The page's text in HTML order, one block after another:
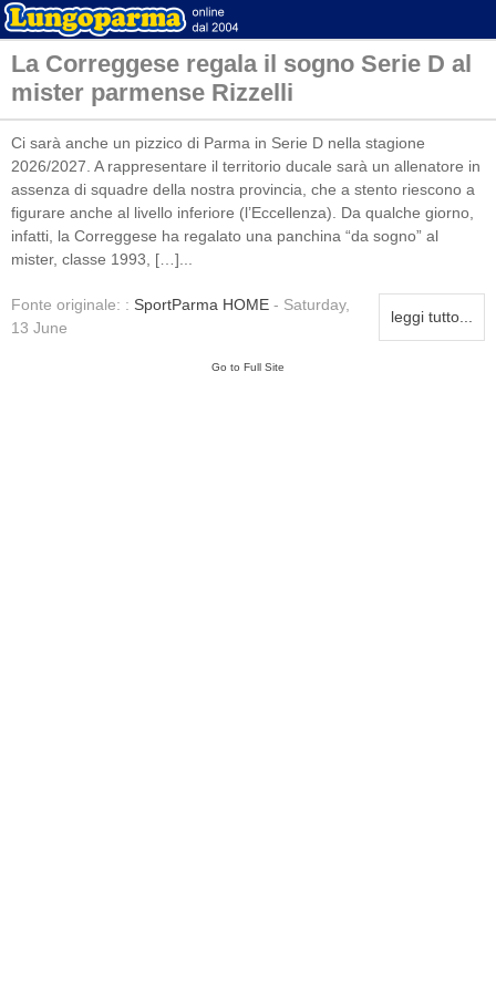
La Correggese regala il sogno Serie D al
mister parmense Rizzelli
Ci sarà anche un pizzico di Parma in Serie D nella stagione
2026/2027. A rappresentare il territorio ducale sarà un allenatore in
assenza di squadre della nostra provincia, che a stento riescono a
figurare anche al livello inferiore (l’Eccellenza). Da qualche giorno,
infatti, la Correggese ha regalato una panchina “da sogno” al
mister, classe 1993, […]...
leggi tutto...
Fonte originale: : SportParma HOME - Saturday,
13 June
Go to Full Site